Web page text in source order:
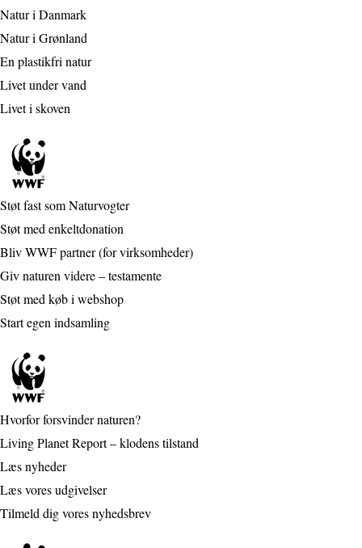
Natur i Danmark
Natur i Grønland
En plastikfri natur
Livet under vand
Livet i skoven
Støt fast som Naturvogter
Støt med enkeltdonation
Bliv WWF partner (for virksomheder)
Giv naturen videre – testamente
Støt med køb i webshop
Start egen indsamling
Hvorfor forsvinder naturen?
Living Planet Report – klodens tilstand
Læs nyheder
Læs vores udgivelser
Tilmeld dig vores nyhedsbrev